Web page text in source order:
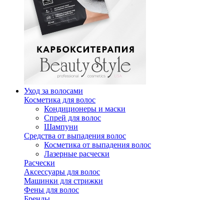
Уход за волосами
Косметика для волос
Кондиционеры и маски
Спрей для волос
Шампуни
Средства от выпадения волос
Косметика от выпадения волос
Лазерные расчески
Расчески
Аксессуары для волос
Машинки для стрижки
Фены для волос